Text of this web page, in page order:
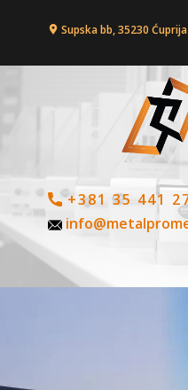
Supska bb, 35230 Ćuprija
+381 35 441